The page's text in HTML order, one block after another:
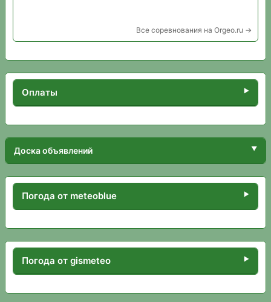
Все соревнования на Orgeo.ru →
Оплаты
Доска объявлений
Погода от meteoblue
Погода от gismeteo